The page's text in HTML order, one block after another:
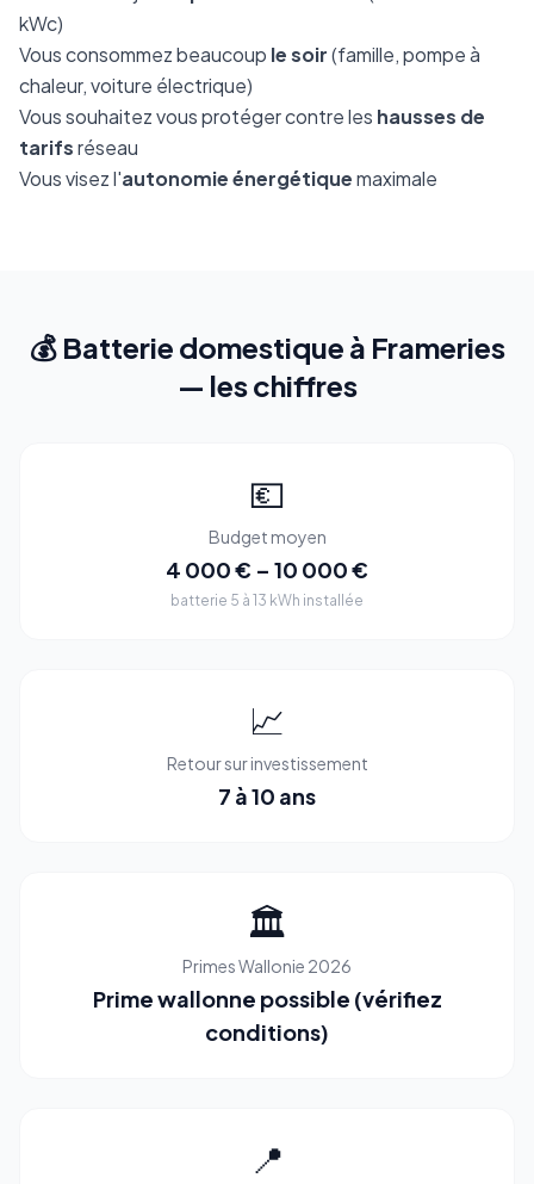
kWc)
Vous consommez beaucoup le soir(famille, pompe à
chaleur, voiture électrique)
Vous souhaitez vous protéger contre les hausses de
tarifsréseau
Vous visez l'autonomie énergétiquemaximale
💰 Batterie domestique à Frameries
— les chiffres
💶
Budget moyen
4 000 € – 10 000 €
batterie 5 à 13 kWh installée
📈
Retour sur investissement
7 à 10 ans
🏛️
Primes Wallonie 2026
Prime wallonne possible (vérifiez
conditions)
📍